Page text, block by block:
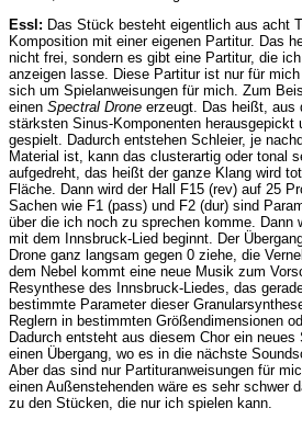
Essl: Das Stück besteht eigentlich aus acht
Komposition mit einer eigenen Partitur. Das
nicht frei, sondern es gibt eine Partitur, die
anzeigen lasse. Diese Partitur ist nur für
sich um Spielanweisungen für mich. Zum
einen Spectral Drone erzeugt. Das heißt, aus
stärksten Sinus-Komponenten herausgepickt
gespielt. Dadurch entstehen Schleier, je
Material ist, kann das clusterartig oder tonal
aufgedreht, das heißt der ganze Klang wird
Fläche. Dann wird der Hall F15 (rev) auf 25
Sachen wie F1 (pass) und F2 (dur) sind
über die ich noch zu sprechen komme. Dann
mit dem Innsbruck-Lied beginnt. Der
Drone ganz langsam gegen 0 ziehe, die
dem Nebel kommt eine neue Musik zum
Resynthese des Innsbruck-Liedes, das
bestimmte Parameter dieser
Reglern in bestimmten Größendimensionen
Dadurch entsteht aus diesem Chor ein
einen Übergang, wo es in die nächste
Aber das sind nur Partituranweisungen für
einen Außenstehenden wäre es sehr schwer
zu den Stücken, die nur ich spielen kann.